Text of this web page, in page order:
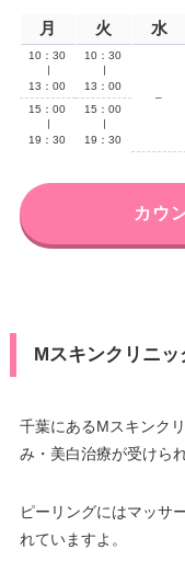
月 火 水
10：30
13：00
10：30
13：00
–
15：00
19：30
15：00
19：30
カウ
Mスキンクリニ
千葉にあるMスキンク
み・美白治療が受けられ
ピーリングにはマッサ
れていますよ。